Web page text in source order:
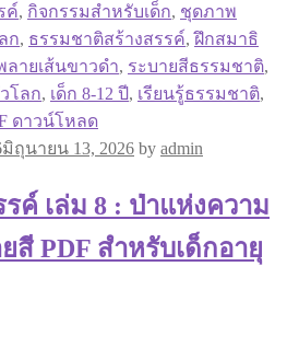
ค์, กิจกรรมสำหรับเด็ก, ชุดภาพ
ก, ธรรมชาติสร้างสรรค์,ฝึกสมาธิ
ลายเส้นขาวดำ, ระบายสีธรรมชาติ,
โลก, เด็ก 8-12 ปี, เรียนรู้ธรรมชาติ,
ดาวน์โหลด
มิถุนายน 13, 2026 by admin
ค์ เล่ม 8 : ป่าแห่งความ
สี PDF สำหรับเด็กอายุ